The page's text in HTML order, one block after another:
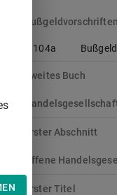
Bußgeldvorschriften
§ 104a
Zweites Buch
Erster Abschnitt
Offene
Erster Titel